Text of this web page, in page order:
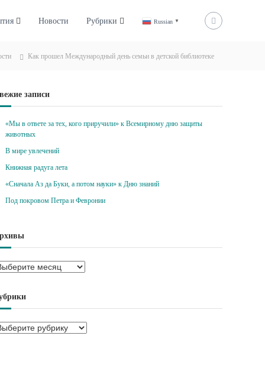
Новости Рубрики Russian ▼
Как прошел Международный день семьи в детской библиотеке
записи
«Мы в ответе за тех, кого приручили» к Всемирному дню защиты
животных
В мире увлечений
Книжная радуга лета
«Сначала Аз да Буки, а потом науки» к Дню знаний
Под покровом Петра и Февронии